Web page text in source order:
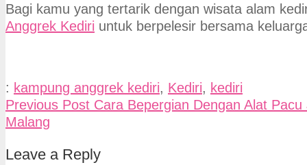
Bagi kamu yang tertarik dengan wisata alam
Anggrek Kediri untuk berpelesir bersama
: kampung anggrek kediri, Kediri, kediri
Previous Post Cara Bepergian Dengan Alat Pacu
Malang
Leave a Reply